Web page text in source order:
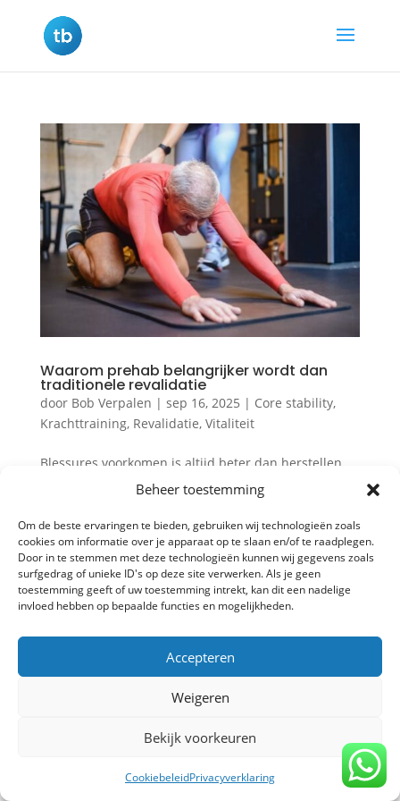
Beheer toestemming
Om de beste ervaringen te bieden, gebruiken wij technologieën zoals
cookies om informatie over je apparaat op te slaan en/of te raadplegen.
Door in te stemmen met deze technologieën kunnen wij gegevens zoals
surfgedrag of unieke ID's op deze site verwerken. Als je geen
toestemming geeft of uw toestemming intrekt, kan dit een nadelige
invloed hebben op bepaalde functies en mogelijkheden.
Accepteren
Weigeren
Bekijk voorkeuren
CookiebeleidPrivacyverklaring
Waarom prehab belangrijker wordt dan
traditionele revalidatie
door Bob Verpalen | sep 16, 2025 | Core stability,
Krachttraining, Revalidatie, Vitaliteit
Blessures voorkomen is altijd beter dan herstellen
van een blessure. Prehab, oftewel preventieve
training, richt zich op het versterken van kwetsbare
spieren en gewrichten voordat er klachten ontstaan.
Door slim te trainen, verklein je de kans op blessures
en blijf je...
Privacy verklaring-Algemene voorwaarden-
Copyright TrainBeter 2025 |Website design by
BeatsbySV